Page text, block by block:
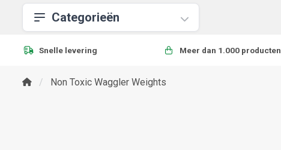
Categorieën
Snelle levering Meer dan 1.000 producten
Non Toxic Waggler Weights